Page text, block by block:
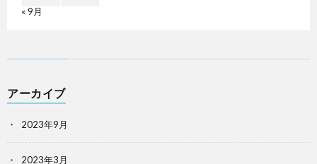
« 9月
アーカイブ
2023年9月
2023年3月